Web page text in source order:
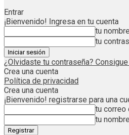
Entrar
¡Bienvenido! Ingresa en tu cuenta
tu
tu
¿Olvidaste tu contraseña?
Crea una cuenta
Política de privacidad
Crea una cuenta
¡Bienvenido! registrarse para una
tu correo
tu